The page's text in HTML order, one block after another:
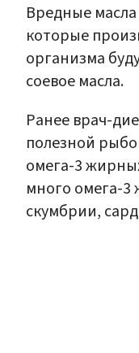
Вредные
которые
организма
соевое масла.
Ранее врач-
полезной
омега-3
много омега-3
скумбрии,